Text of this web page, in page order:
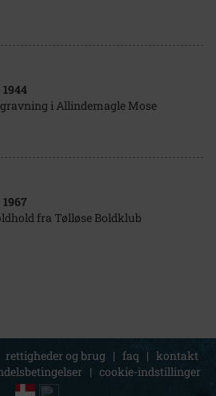
1944
i Allindemagle Mose
1967
fra Tølløse Boldklub
rettigheder og brug | faq | kontakt
| cookie-indstillinger